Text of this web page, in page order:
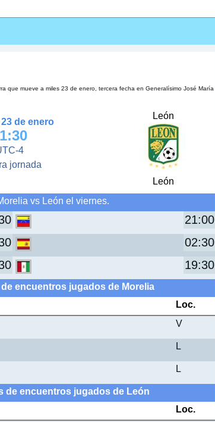
que mueve a miles 23 de enero, tercera fecha en Generalísimo José María
de enero
4
jornada
León
León
vs León el viernes.
21:00
02:30
19:30
encuentros jugados de Morelia
Loc.
V
L
L
de encuentros jugados de León
Loc.